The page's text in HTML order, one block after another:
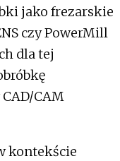
jako frezarskie
czy PowerMill
dla tej
CAM
kontekście